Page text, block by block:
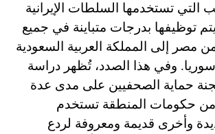
التي تستخدمها السلطات الإيرانية
توظيفها بدرجات متباينة في جميع
من مصر إلى المملكة العربية السعودية
وفي هذا الصدد، تُظهر دراسة
حماية الصحفيين على مدى عدة
من حكومات المنطقة تستخدم
وأخرى قديمة ومعروفة لردع